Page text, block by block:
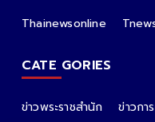
Thainewsonline
CATE GORIES
ข่าวพระราชสำนัก ข่าวกา